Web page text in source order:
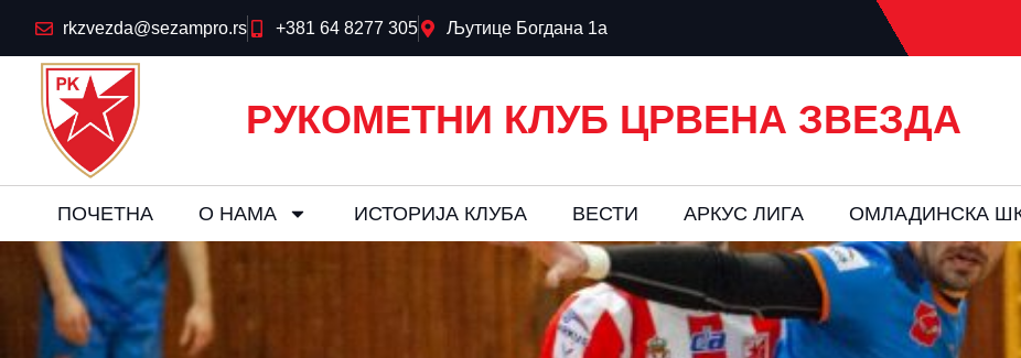
rkzvezda@sezampro.rs +381 64 8277 305 Љутице Богдана 1а
РУКОМЕТНИ КЛУБ ЦРВЕНА ЗВЕЗДА
ПОЧЕТНА О НАМА ИСТОРИЈА КЛУБА ВЕСТИ AРКУС ЛИГА ОМЛАДИНСКА